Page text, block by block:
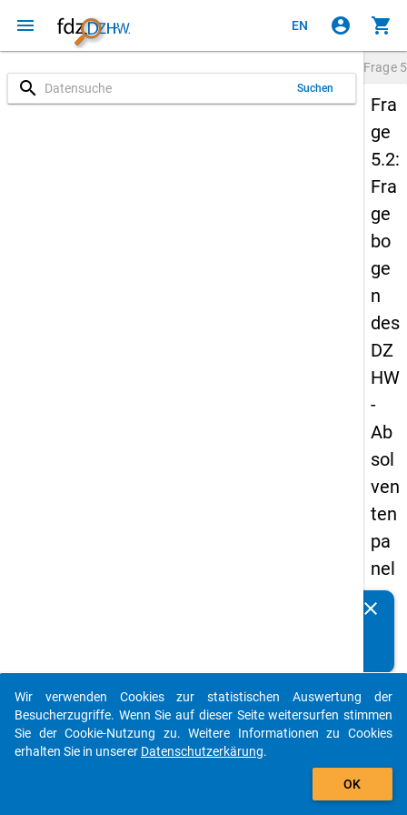
menu EN account_circle shopping_cart
search Suchen
Frage
Fra
ge
5.2:
Fra
ge
bo
ge
n
des
DZ
HW
-
Ab
sol
ven
ten
pa
nel
s
-
ers
te
clear
auto_stories
add_shopping_cart
Wir verwenden Cookies zur statistischen Auswertung der
Besucherzugriffe. Wenn Sie auf dieser Seite weitersurfen stimmen
Sie der Cookie-Nutzung zu. Weitere Informationen zu Cookies
erhalten Sie in unserer Datenschutzerkärung.
OK